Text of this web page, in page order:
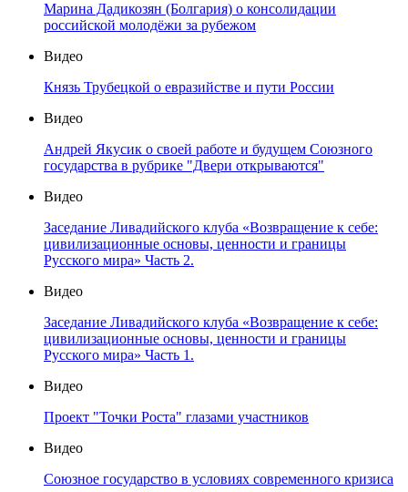
Марина Дадикозян (Болгария) о консолидации
российской молодёжи за рубежом
Видео
Князь Трубецкой о евразийстве и пути России
Видео
Андрей Якусик о своей работе и будущем Союзного
государства в рубрике "Двери открываются"
Видео
Заседание Ливадийского клуба «Возвращение к себе:
цивилизационные основы, ценности и границы
Русского мира» Часть 2.
Видео
Заседание Ливадийского клуба «Возвращение к себе:
цивилизационные основы, ценности и границы
Русского мира» Часть 1.
Видео
Проект "Точки Роста" глазами участников
Видео
Союзное государство в условиях современного кризиса